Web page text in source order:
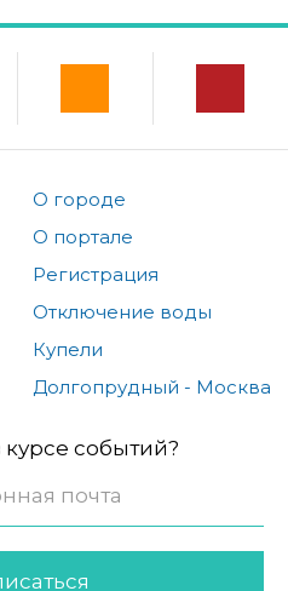
О городе
О портале
Регистрация
Отключение воды
Купели
Долгопрудный - Москва
курсе событий?